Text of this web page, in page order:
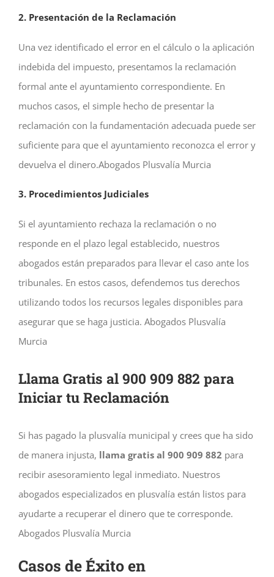
2. Presentación de la Reclamación
Una vez identificado el error en el cálculo o la aplicación
indebida del impuesto, presentamos la reclamación
formal ante el ayuntamiento correspondiente. En
muchos casos, el simple hecho de presentar la
reclamación con la fundamentación adecuada puede ser
suficiente para que el ayuntamiento reconozca el error y
devuelva el dinero.Abogados Plusvalía Murcia
3. Procedimientos Judiciales
Si el ayuntamiento rechaza la reclamación o no
responde en el plazo legal establecido, nuestros
abogados están preparados para llevar el caso ante los
tribunales. En estos casos, defendemos tus derechos
utilizando todos los recursos legales disponibles para
asegurar que se haga justicia. Abogados Plusvalía
Murcia
Llama Gratis al 900 909 882 para
Iniciar tu Reclamación
Si has pagado la plusvalía municipal y crees que ha sido
de manera injusta, llama gratis al 900 909 882 para
recibir asesoramiento legal inmediato. Nuestros
abogados especializados en plusvalía están listos para
ayudarte a recuperar el dinero que te corresponde.
Abogados Plusvalía Murcia
Casos de Éxito en